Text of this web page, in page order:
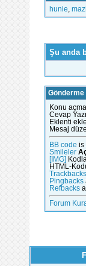
hunie
Şu anda
Gönderme
Konu
Cevap
Eklenti
Mesaj
BB code is
Smileler
[IMG]
HTML-
Trackbacks
Pingbacks
Refbacks
Forum